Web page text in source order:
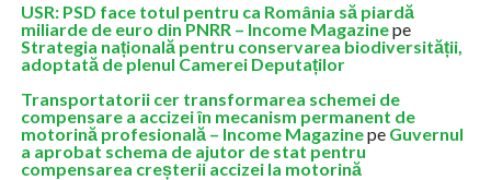
USR: PSD face totul pentru ca România să piardă
miliarde de euro din PNRR – Income Magazinepe
Strategia națională pentru conservarea biodiversității,
adoptată de plenul Camerei Deputaților
Transportatorii cer transformarea schemei de
compensare a accizei în mecanism permanent de
motorină profesională – Income Magazinepe Guvernul
a aprobat schema de ajutor de stat pentru
compensarea creșterii accizei la motorină